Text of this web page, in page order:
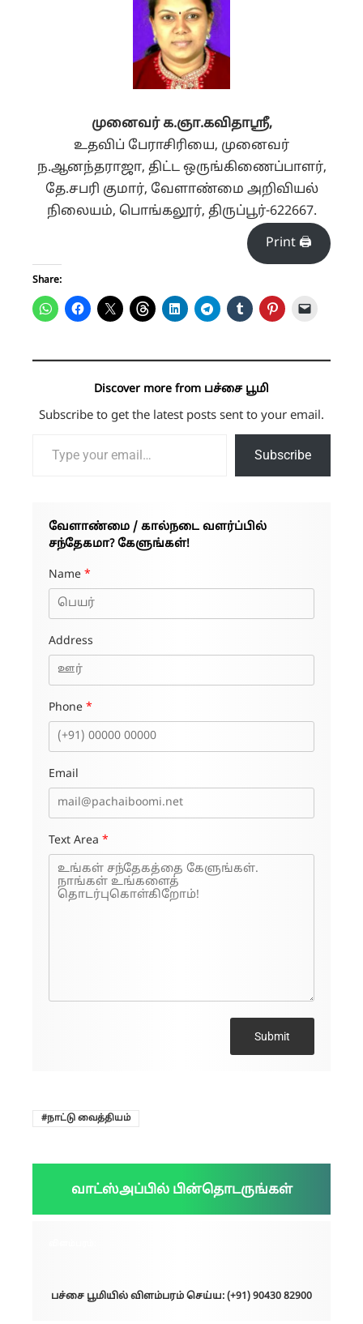
முனைவர் க.ஞா.கவிதாஸ்ரீ,
உதவிப் பேராசிரியை, முனைவர்
ந.ஆனந்தராஜா, திட்ட ஒருங்கிணைப்பாளர்,
தே.சபரி குமார், வேளாண்மை அறிவியல்
நிலையம், பொங்கலூர், திருப்பூர்-622667.
Print 🖨
Share:
Discover more from பச்சை பூமி
Subscribe to get the latest posts sent to your email.
Subscribe
வேளாண்மை / கால்நடை வளர்ப்பில்
சந்தேகமா? கேளுங்கள்!
Name *
Address
Phone *
Email
Text Area *
Submit
நாட்டு வைத்தியம்
வாட்ஸ்அப்பில் பின்தொடருங்கள்
பச்சை பூமியில் விளம்பரம் செய்ய: (+91) 90430 82900